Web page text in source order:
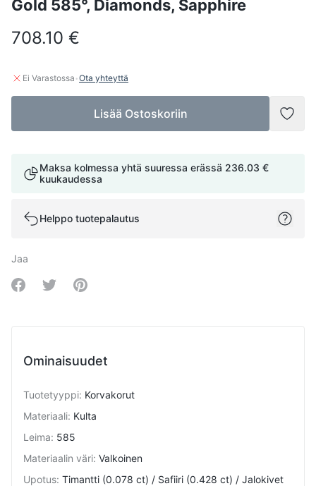
Gold 585°, Diamonds, Sapphire
708.10 €
Ei Varastossa ·Ota yhteyttä
Lisää Ostoskoriin
Maksa kolmessa yhtä suuressa erässä 236.03 €
kuukaudessa
Helppo tuotepalautus
Jaa
Share on Facebook
Share on Twitter
Share on Pinterest
Ominaisuudet
Tuotetyyppi: Korvakorut
Materiaali: Kulta
Leima: 585
Materiaalin väri: Valkoinen
Upotus: Timantti (0.078 ct) / Safiiri (0.428 ct) / Jalokivet